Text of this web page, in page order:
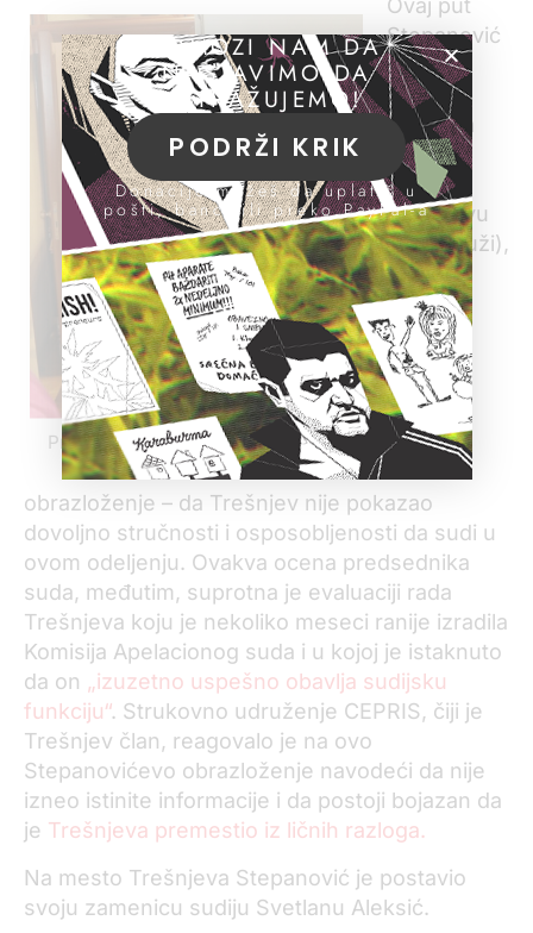
Predsednik Višeg suda Aleksandar
Stepanović (foto: Viši sud)
Ovaj put
Stepanović
je, osim
isteka
mandata
(koji je
mogao
Trešnjevu
da produži),
imao i
drugo
obrazloženje – da Trešnjev nije pokazao
dovoljno stručnosti i osposobljenosti da sudi u
ovom odeljenju. Ovakva ocena predsednika
suda, međutim, suprotna je evaluaciji rada
Trešnjeva koju je nekoliko meseci ranije izradila
Komisija Apelacionog suda i u kojoj je istaknuto
da on „izuzetno uspešno obavlja sudijsku
funkciju“. Strukovno udruženje CEPRIS, čiji je
Trešnjev član, reagovalo je na ovo
Stepanovićevo obrazloženje navodeći da nije
izneo istinite informacije i da postoji bojazan da
je Trešnjeva premestio iz ličnih razloga.
Na mesto Trešnjeva Stepanović je postavio
svoju zamenicu sudiju Svetlanu Aleksić.
POMOZI NAM DA
NASTAVIMO DA
ISTRAŽUJEMO!
PODRŽI KRIK
Donacije možeš da uplatiš u
pošti, banci ili preko PayPal-a